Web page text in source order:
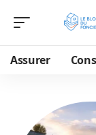
Assurer